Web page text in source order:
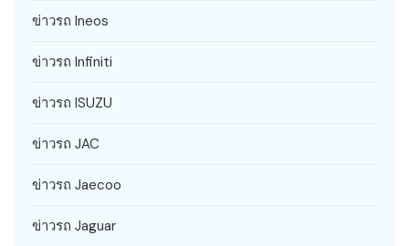
ข่าวรถ Ineos
ข่าวรถ Infiniti
ข่าวรถ ISUZU
ข่าวรถ JAC
ข่าวรถ Jaecoo
ข่าวรถ Jaguar